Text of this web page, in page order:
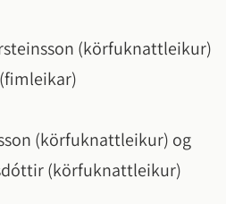
(körfuknattleikur)
(körfuknattleikur) og
(körfuknattleikur)